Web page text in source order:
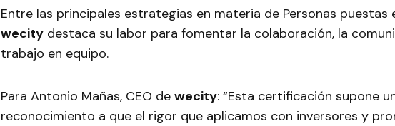
Entre las principales estrategias en materia de Personas puestas
wecity destaca su labor para fomentar la colaboración, la
trabajo en equipo.
Para Antonio Mañas, CEO de wecity: “Esta certificación supone
reconocimiento a que el rigor que aplicamos con inversores y